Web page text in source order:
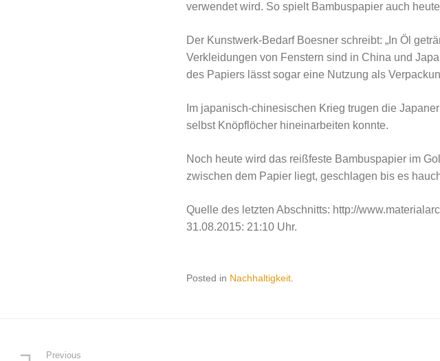
verwendet wird. So spielt Bambuspapier auch
Der Kunstwerk-Bedarf Boesner schreibt: „In Öl
Verkleidungen von Fenstern sind in China und
des Papiers lässt sogar eine Nutzung als
Im japanisch-chinesischen Krieg trugen die
selbst Knöpflöcher hineinarbeiten konnte.
Noch heute wird das reißfeste Bambuspapier im
zwischen dem Papier liegt, geschlagen bis es
Quelle des letzten Abschnitts: http://
31.08.2015: 21:10 Uhr.
Posted in Nachhaltigkeit.
Previous